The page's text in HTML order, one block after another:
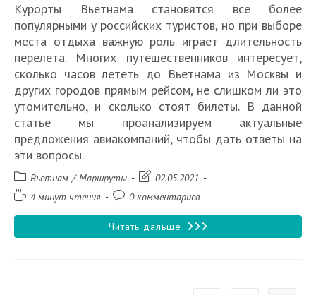
Курорты Вьетнама становятся все более
популярными у российских туристов, но при выборе
места отдыха важную роль играет длительность
перелета. Многих путешественников интересует,
сколько часов лететь до Вьетнама из Москвы и
других городов прямым рейсом, не слишком ли это
утомительно, и сколько стоят билеты. В данной
статье мы проанализируем актуальные
предложения авиакомпаний, чтобы дать ответы на
эти вопросы.
Рубрика
записи:
Вьетнам / Маршруты
Запись02.05.2021
Время4 минут чтения
Комментарии
записи:
0 комментариев
Читать дальше Сколько